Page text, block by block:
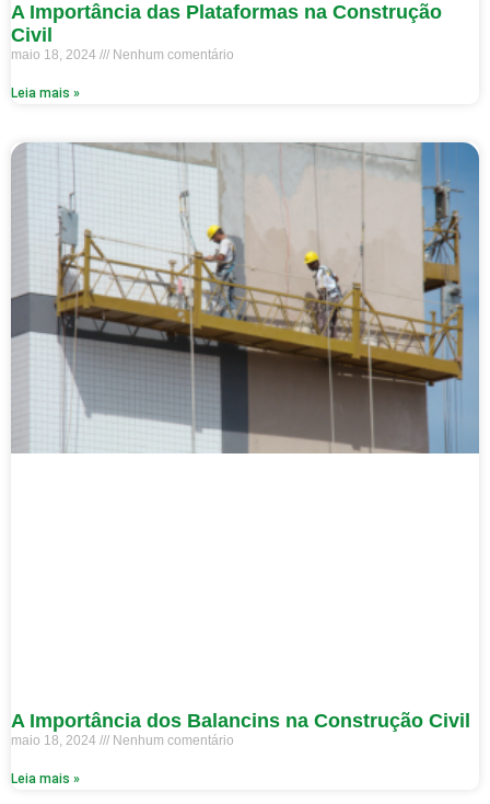
A Importância das Plataformas na Construção
Civil
maio 18, 2024 Nenhum comentário
Leia mais »
A Importância dos Balancins na Construção Civil
maio 18, 2024 Nenhum comentário
Leia mais »